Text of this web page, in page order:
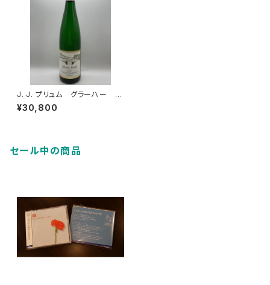
J. J. プリュム グラーハー ヒ
ンメルライヒ リースリング ア
ウスレーゼ ゴールドカプセ
¥30,800
セール中の商品